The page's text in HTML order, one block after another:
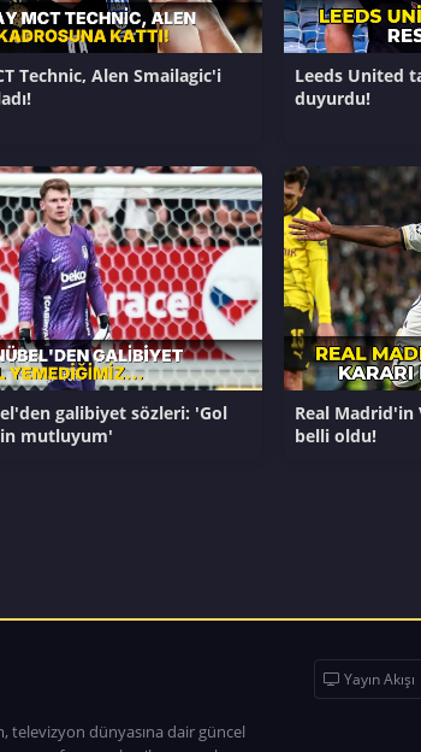
Technic, Alen Smailagic'i
Leeds United
duyurdu!
galibiyet sözleri: 'Gol
mutluyum'
Real Madrid'in
belli oldu!
televizyon dünyasına dair güncel
Yayın Akışı